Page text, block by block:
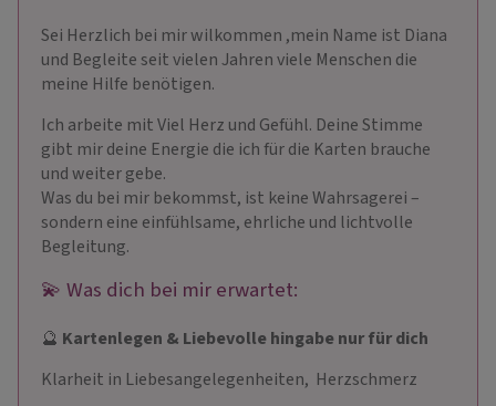
Sei Herzlich bei mir wilkommen ,mein Name ist Diana
und Begleite seit vielen Jahren viele Menschen die
meine Hilfe benötigen.
Ich arbeite mit Viel Herz und Gefühl. Deine Stimme
gibt mir deine Energie die ich für die Karten brauche
und weiter gebe.
Was du bei mir bekommst, ist keine Wahrsagerei –
sondern eine einfühlsame, ehrliche und lichtvolle
Begleitung.
💫 Was dich bei mir erwartet:
🔮 Kartenlegen & Liebevolle hingabe nur für dich
Klarheit in Liebesangelegenheiten, Herzschmerz